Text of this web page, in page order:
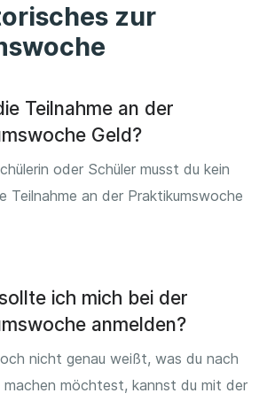
zur
Teilnahme an der
Geld?
oder Schüler musst du kein
Teilnahme an der Praktikumswoche
ich mich bei der
anmelden?
nicht genau weißt, was du nach
machen möchtest, kannst du mit der